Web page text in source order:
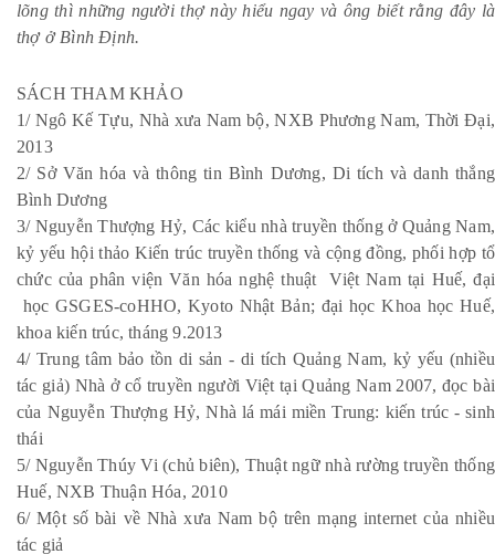
lõng thì những người thợ này hiểu ngay và ông biết rằng đây là
thợ ở Bình Định.
SÁCH THAM KHẢO
1/ Ngô Kế Tựu, Nhà xưa Nam bộ, NXB Phương Nam, Thời Đại,
2013
2/ Sở Văn hóa và thông tin Bình Dương, Di tích và danh thắng
Bình Dương
3/ Nguyễn Thượng Hỷ, Các kiểu nhà truyền thống ở Quảng Nam,
kỷ yếu hội thảo Kiến trúc truyền thống và cộng đồng, phối hợp tổ
chức của phân viện Văn hóa nghệ thuật Việt Nam tại Huế, đại
học GSGES-coHHO, Kyoto Nhật Bản; đại học Khoa học Huế,
khoa kiến trúc, tháng 9.2013
4/ Trung tâm bảo tồn di sản - di tích Quảng Nam, kỷ yếu (nhiều
tác giả) Nhà ở cổ truyền người Việt tại Quảng Nam 2007, đọc bài
của Nguyễn Thượng Hỷ, Nhà lá mái miền Trung: kiến trúc - sinh
thái
5/ Nguyễn Thúy Vi (chủ biên), Thuật ngữ nhà rường truyền thống
Huế, NXB Thuận Hóa, 2010
6/ Một số bài về Nhà xưa Nam bộ trên mạng internet của nhiều
tác giả